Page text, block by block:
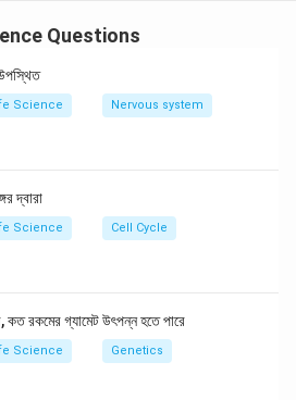
Solution in PDF
Questions
উপস্থিত
Science Nervous system
দ্বারা
Science Cell Cycle
রকমের গ্যামেট উৎপন্ন হতে পারে
Science Genetics